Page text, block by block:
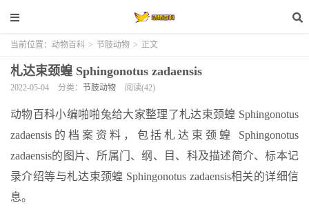
当前位置： 动物百科 > 节肢动物 > 正文
札达束颈蝗 Sphingonotus zadaensis
2022-05-04 分类： 节肢动物 阅读(42)
动物百科小编啪啪兔给大家整理了札达束颈蝗 Sphingonotus
zadaensis的档案资料，包括札达束颈蝗 Sphingonotus
zadaensis的图片、所属门、纲、目、科及描述简介、标本记
录介绍等与札达束颈蝗 Sphingonotus zadaensis相关的详细信
息。